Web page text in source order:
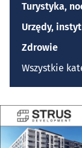
Turystyka,
Urzędy,
Zdrowie
Wszystkie